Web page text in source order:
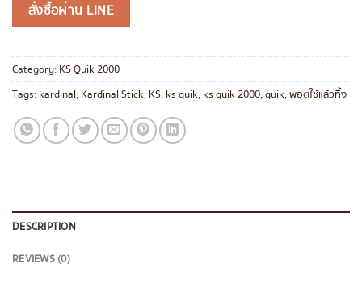
สั่งซื้อผ่าน LINE
Category: KS Quik 2000
Tags: kardinal, Kardinal Stick, KS, ks quik, ks quik 2000,quik,พอตใช้แล้วทิ้ง
DESCRIPTION
REVIEWS (0)